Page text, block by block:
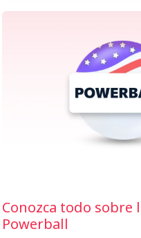
Conozca todo sobre
Powerball